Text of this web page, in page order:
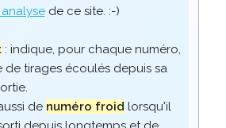
de ce site. :-)
: indique, pour chaque numéro,
de tirages écoulés depuis sa
de numéro froid lorsqu'il